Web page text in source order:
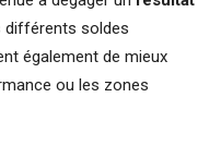
différents soldes
également de mieux
ou les zones